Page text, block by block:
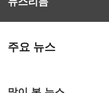
주요 뉴스